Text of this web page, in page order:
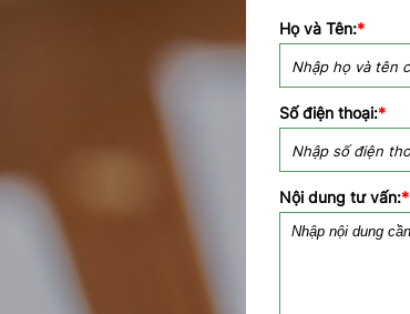
Họ và Tên:*
Số điện thoại:*
Nội dung tư vấn:*